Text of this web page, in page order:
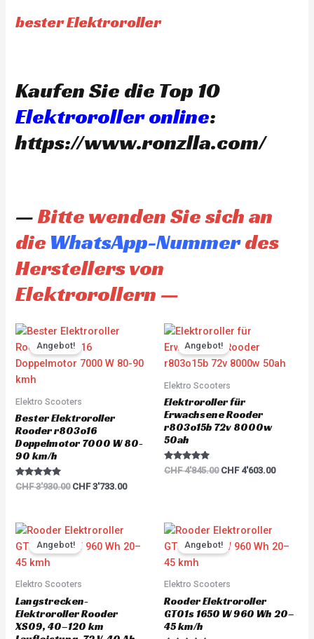
bester Elektroroller
Kaufen Sie die Top 10
Elektroroller online:
https://www.ronzlla.com/
—Bitte wenden Sie sich an
die WhatsApp-Nummerdes
Herstellers von
Elektrorollern —
Angebot!
Elektro Scooters
Bester Elektroroller
Rooder r803o16
Doppelmotor 7000 W 80-
90 km/h
Rated
5.00
CHF3'930.00
Original
price
was:
CHF 3'930.00.
CHF3'733.00
CHF 3'733.00.
Angebot!
Elektro Scooters
Elektroroller für
Erwachsene Rooder
r803o15b 72v 8000w
50ah
Rated
5.00
CHF4'845.00
Original
price
was:
CHF 4'845.00.
CHF4'603.00
CHF
Angebot!
Elektro Scooters
Langstrecken-
Elektroroller Rooder
XS09, 40–120 km
Original
price
was:
is:
CHF 5'700.00.
Angebot!
Elektro Scooters
Rooder Elektroroller
GT01s 1650 W 960 Wh 20–
45 km/h
Original
price
was:
is: